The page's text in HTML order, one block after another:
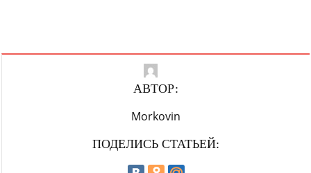
АВТОР:
Morkovin
ПОДЕЛИСЬ СТАТЬЕЙ: